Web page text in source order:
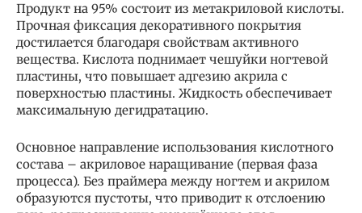
Продукт на 95% состоит из метакриловой кислоты.
Прочная фиксация декоративного покрытия
достилается благодаря свойствам активного
вещества. Кислота поднимает чешуйки ногтевой
пластины, что повышает адгезию акрила с
поверхностью пластины. Жидкость обеспечивает
максимальную дегидратацию.
Основное направление использования кислотного
состава – акриловое наращивание (первая фаза
процесса). Без праймера между ногтем и акрилом
образуются пустоты, что приводит к отслоению